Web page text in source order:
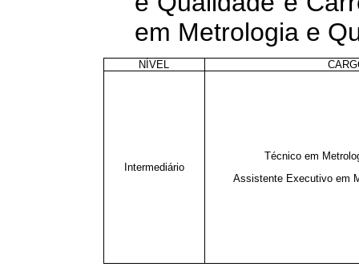
em Metrologia e
NÍVEL
Intermediário
Técnico em
Assistente Executivo em